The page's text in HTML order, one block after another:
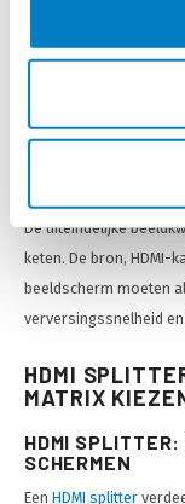
passende kabel te
Premium High
toepassingen zoals 8K
De uiteindelijke
keten. De bron, HDMI-
beeldscherm moeten
verversingssnelheid
HDMI
MATRIX
HDMI SPLITTER:
SCHERMEN
Een HDMI splitter